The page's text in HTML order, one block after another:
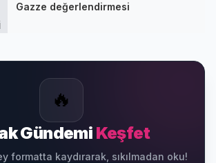
Gazze değerlendirmesi
🔥
Gündemi Keşfet
formatta kaydırarak, sıkılmadan oku!